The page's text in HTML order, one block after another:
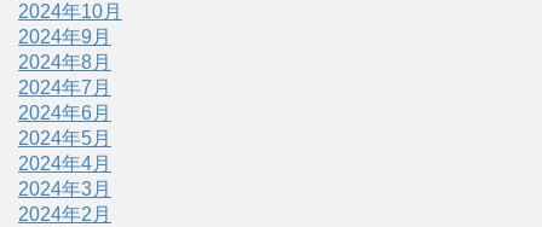
2024年10月
2024年9月
2024年8月
2024年7月
2024年6月
2024年5月
2024年4月
2024年3月
2024年2月